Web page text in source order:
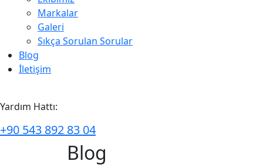
Markalar
Galeri
Sıkça Sorulan Sorular
Blog
İletişim
Yardım Hattı:
+90 543 892 83 04
Blog